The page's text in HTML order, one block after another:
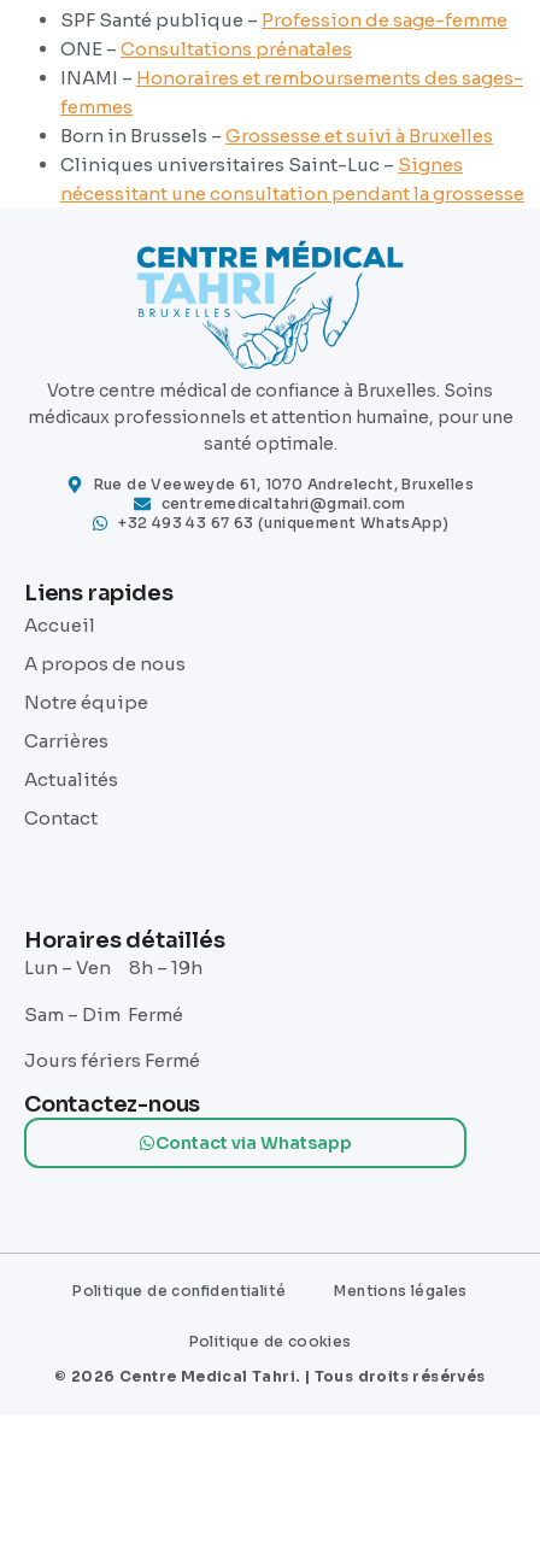
SPF Santé publique – Profession de sage-femme
ONE – Consultations prénatales
INAMI – Honoraires et remboursements des sages-
femmes
Born in Brussels – Grossesse et suivi à Bruxelles
Cliniques universitaires Saint-Luc – Signes
nécessitant une consultation pendant la grossesse
Votre centre médical de confiance à Bruxelles. Soins
médicaux professionnels et attention humaine, pour une
santé optimale.
Rue de Veeweyde 61, 1070 Andrelecht, Bruxelles
centremedicaltahri@gmail.com
+32 493 43 67 63 (uniquement WhatsApp)
Liens rapides
Accueil
A propos de nous
Notre équipe
Carrières
Actualités
Contact
Horaires détaillés
Lun – Ven 8h – 19h
Sam – Dim Fermé
Jours fériers Fermé
Contactez-nous
Contact via Whatsapp
© 2026 Centre Medical Tahri. | Tous droits résérvés
Politique de confidentialité Mentions légales
Politique de cookies